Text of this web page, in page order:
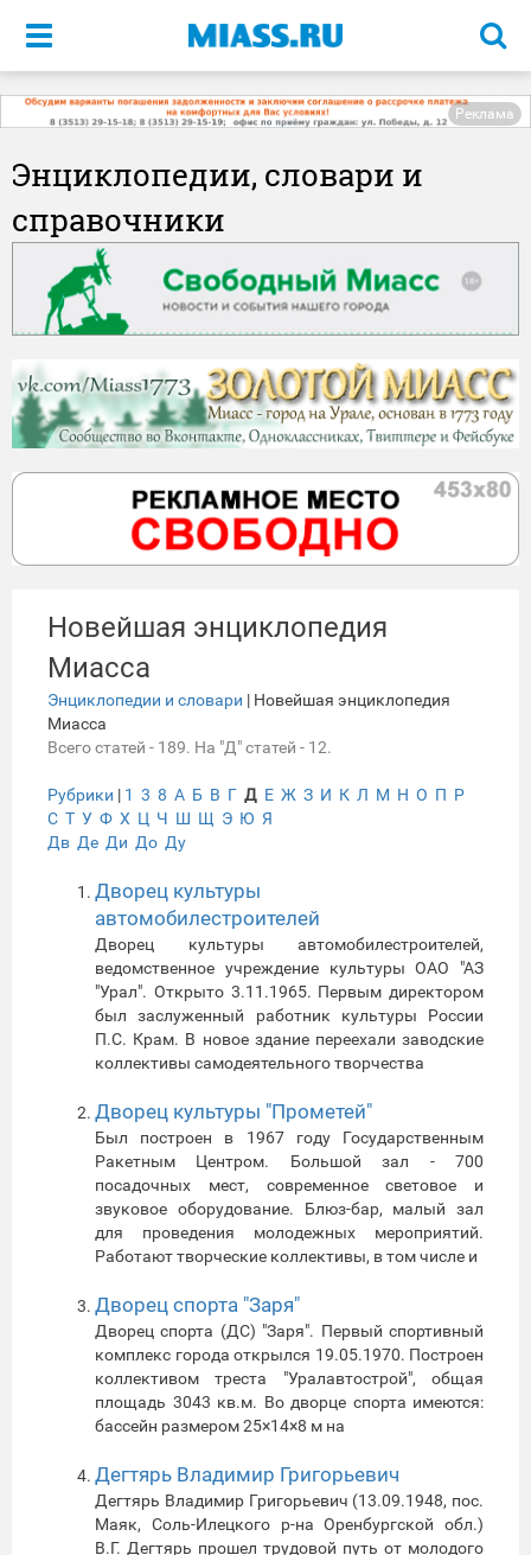
Меню
Реклама
Энциклопедии, словари и
справочники
Новейшая энциклопедия
Миасса
Энциклопедии и словари | Новейшая энциклопедия
Миасса
Всего статей - 189. На "Д" статей - 12.
Рубрики | 1 3 8 А Б В Г Д Е Ж З И К Л М Н О П Р
С Т У Ф Х Ц Ч Ш Щ Э Ю Я
Дв Де Ди До Ду
Дворец культуры
автомобилестроителей
Дворец культуры автомобилестроителей,
ведомственное учреждение культуры ОАО "АЗ
"Урал". Открыто 3.11.1965. Первым директором
был заслуженный работник культуры России
П.С. Крам. В новое здание переехали заводские
коллективы самодеятельного творчества
Дворец культуры "Прометей"
Был построен в 1967 году Государственным
Ракетным Центром. Большой зал - 700
посадочных мест, современное световое и
звуковое оборудование. Блюз-бар, малый зал
для проведения молодежных мероприятий.
Работают творческие коллективы, в том числе и
Дворец спорта "Заря"
Дворец спорта (ДС) "Заря". Первый спортивный
комплекс города открылся 19.05.1970. Построен
коллективом треста "Уралавтострой", общая
площадь 3043 кв.м. Во дворце спорта имеются:
бассейн размером 25×14×8 м на
Дегтярь Владимир Григорьевич
Дегтярь Владимир Григорьевич (13.09.1948, пос.
Маяк, Соль-Илецкого р-на Оренбургской обл.)
В.Г. Дегтярь прошел трудовой путь от молодого